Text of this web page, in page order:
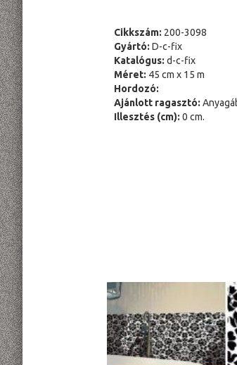
Cikkszám: 200-3098
Gyártó: D-c-fix
Katalógus: d-c-fix
Méret: 45 cm x 15 m
Hordozó:
Ajánlott ragasztó:
Illesztés (cm): 0 cm.